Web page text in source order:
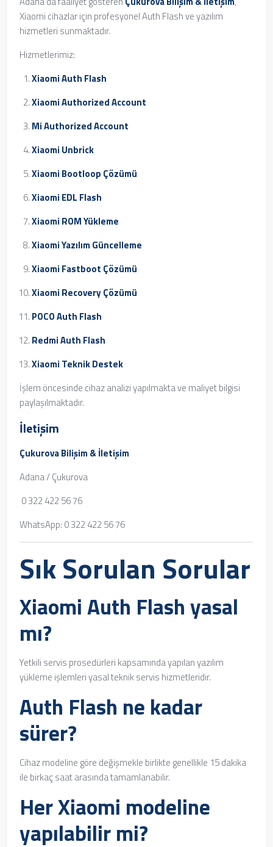
Xiaomi cihazlar için profesyonel Auth Flash ve yazılım
hizmetleri sunmaktadır.
Hizmetlerimiz:
Xiaomi Auth Flash
Xiaomi Authorized Account
Mi Authorized Account
Xiaomi Unbrick
Xiaomi Bootloop Çözümü
Xiaomi EDL Flash
Xiaomi ROM Yükleme
Xiaomi Yazılım Güncelleme
Xiaomi Fastboot Çözümü
Xiaomi Recovery Çözümü
POCO Auth Flash
Redmi Auth Flash
Xiaomi Teknik Destek
İşlem öncesinde cihaz analizi yapılmakta ve maliyet bilgisi
paylaşılmaktadır.
İletişim
Çukurova Bilişim & İletişim
Adana / Çukurova
0 322 422 56 76
WhatsApp: 0 322 422 56 76
Sık Sorulan Sorular
Xiaomi Auth Flash yasal
mı?
Yetkili servis prosedürleri kapsamında yapılan yazılım
yükleme işlemleri yasal teknik servis hizmetleridir.
Auth Flash ne kadar
sürer?
Cihaz modeline göre değişmekle birlikte genellikle 15 dakika
ile birkaç saat arasında tamamlanabilir.
Her Xiaomi modeline
yapılabilir mi?